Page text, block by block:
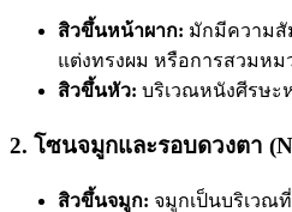
สิวขึ้นหน้าผาก: มักมีความสั
แต่งทรงผม หรือการสวมห
สิวขึ้นหัว: บริเวณหนังศีรษะ
2. โซนจมูกและรอบดวงตา
สิวขึ้นจมูก: จมูกเป็นบริเวณ